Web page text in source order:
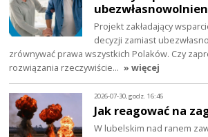
Projekt zakładający
decyzji zamiast
zrównywać prawa wszystkich Polaków. Czy
rozwiązania rzeczywiście… » więcej
2026-07-30, godz. 16:46
Jak reagować na
W lubelskim nad ranem